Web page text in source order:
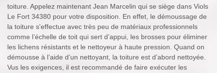
toiture. Appelez maintenant Jean Marcelin qui se siège dans Viols
Le Fort 34380 pour votre disposition. En effet, le démoussage de
la toiture s'effectue avec très peu de matériaux professionnels
comme l’échelle de toit qui sert d’appui, les brosses pour éliminer
les lichens résistants et le nettoyeur à haute pression. Quand on
démousse à l’aide d’un nettoyant, la toiture est d’abord nettoyée.
Vus les exigences, il est recommandé de faire exécuter les